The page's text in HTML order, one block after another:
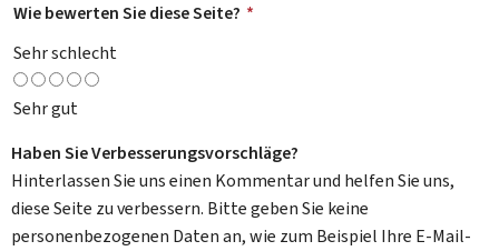
Wie bewerten Sie diese Seite? *
Sehr schlecht
Sehr gut
Haben Sie Verbesserungsvorschläge?
Hinterlassen Sie uns einen Kommentar und helfen Sie uns,
diese Seite zu verbessern. Bitte geben Sie keine
personenbezogenen Daten an, wie zum Beispiel Ihre E-Mail-